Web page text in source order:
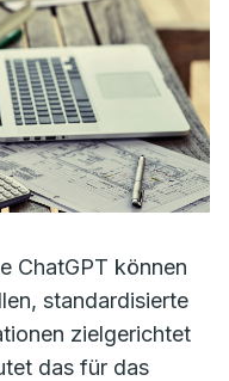
ChatGPT können
standardisierte
zielgerichtet
das für das